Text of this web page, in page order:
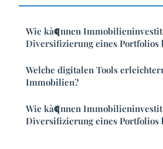
Wie kà¶nnen
Diversifizierung eines Portfolios
Welche digitalen Tools
Immobilien?
Wie kà¶nnen
Diversifizierung eines Portfolios